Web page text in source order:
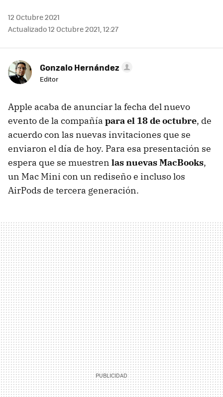
12 Octubre 2021
Actualizado 12 Octubre 2021, 12:27
Gonzalo Hernández
Editor
Apple acaba de anunciar la fecha del nuevo
evento de la compañía para el 18 de octubre, de
acuerdo con las nuevas invitaciones que se
enviaron el día de hoy. Para esa presentación se
espera que se muestren las nuevas MacBooks,
un Mac Mini con un rediseño e incluso los
AirPods de tercera generación.